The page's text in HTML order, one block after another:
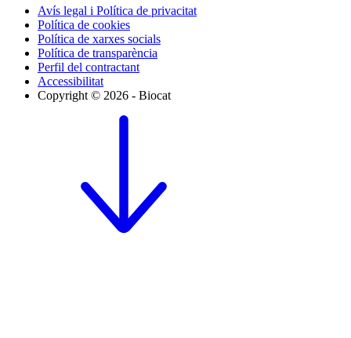
Avís legal i Política de privacitat
Política de cookies
Política de xarxes socials
Política de transparència
Perfil del contractant
Accessibilitat
Copyright © 2026 - Biocat